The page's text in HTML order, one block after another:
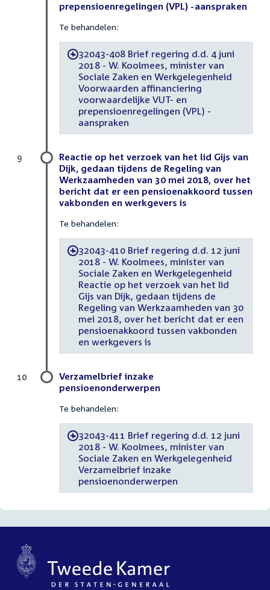
prepensioenregelingen (VPL) -aanspraken
Te behandelen:
-32043-408 Brief regering d.d. 4 juni
2018 - W. Koolmees, minister van
Sociale Zaken en Werkgelegenheid
Voorwaarden affinanciering
voorwaardelijke VUT- en
prepensioenregelingen (VPL) -
aanspraken
Reactie op het verzoek van het lid Gijs van
Dijk, gedaan tijdens de Regeling van
Werkzaamheden van 30 mei 2018, over het
bericht dat er een pensioenakkoord tussen
vakbonden en werkgevers is
Te behandelen:
-32043-410 Brief regering d.d. 12 juni
2018 - W. Koolmees, minister van
Sociale Zaken en Werkgelegenheid
Reactie op het verzoek van het lid
Gijs van Dijk, gedaan tijdens de
Regeling van Werkzaamheden van 30
mei 2018, over het bericht dat er een
pensioenakkoord tussen vakbonden
en werkgevers is
9
Verzamelbrief inzake
pensioenonderwerpen
Te behandelen:
-32043-411 Brief regering d.d. 12 juni
2018 - W. Koolmees, minister van
Sociale Zaken en Werkgelegenheid
Verzamelbrief inzake
pensioenonderwerpen
10